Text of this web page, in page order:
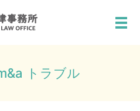
メ
トラブル